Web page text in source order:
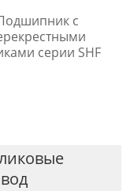
с
серии SHF